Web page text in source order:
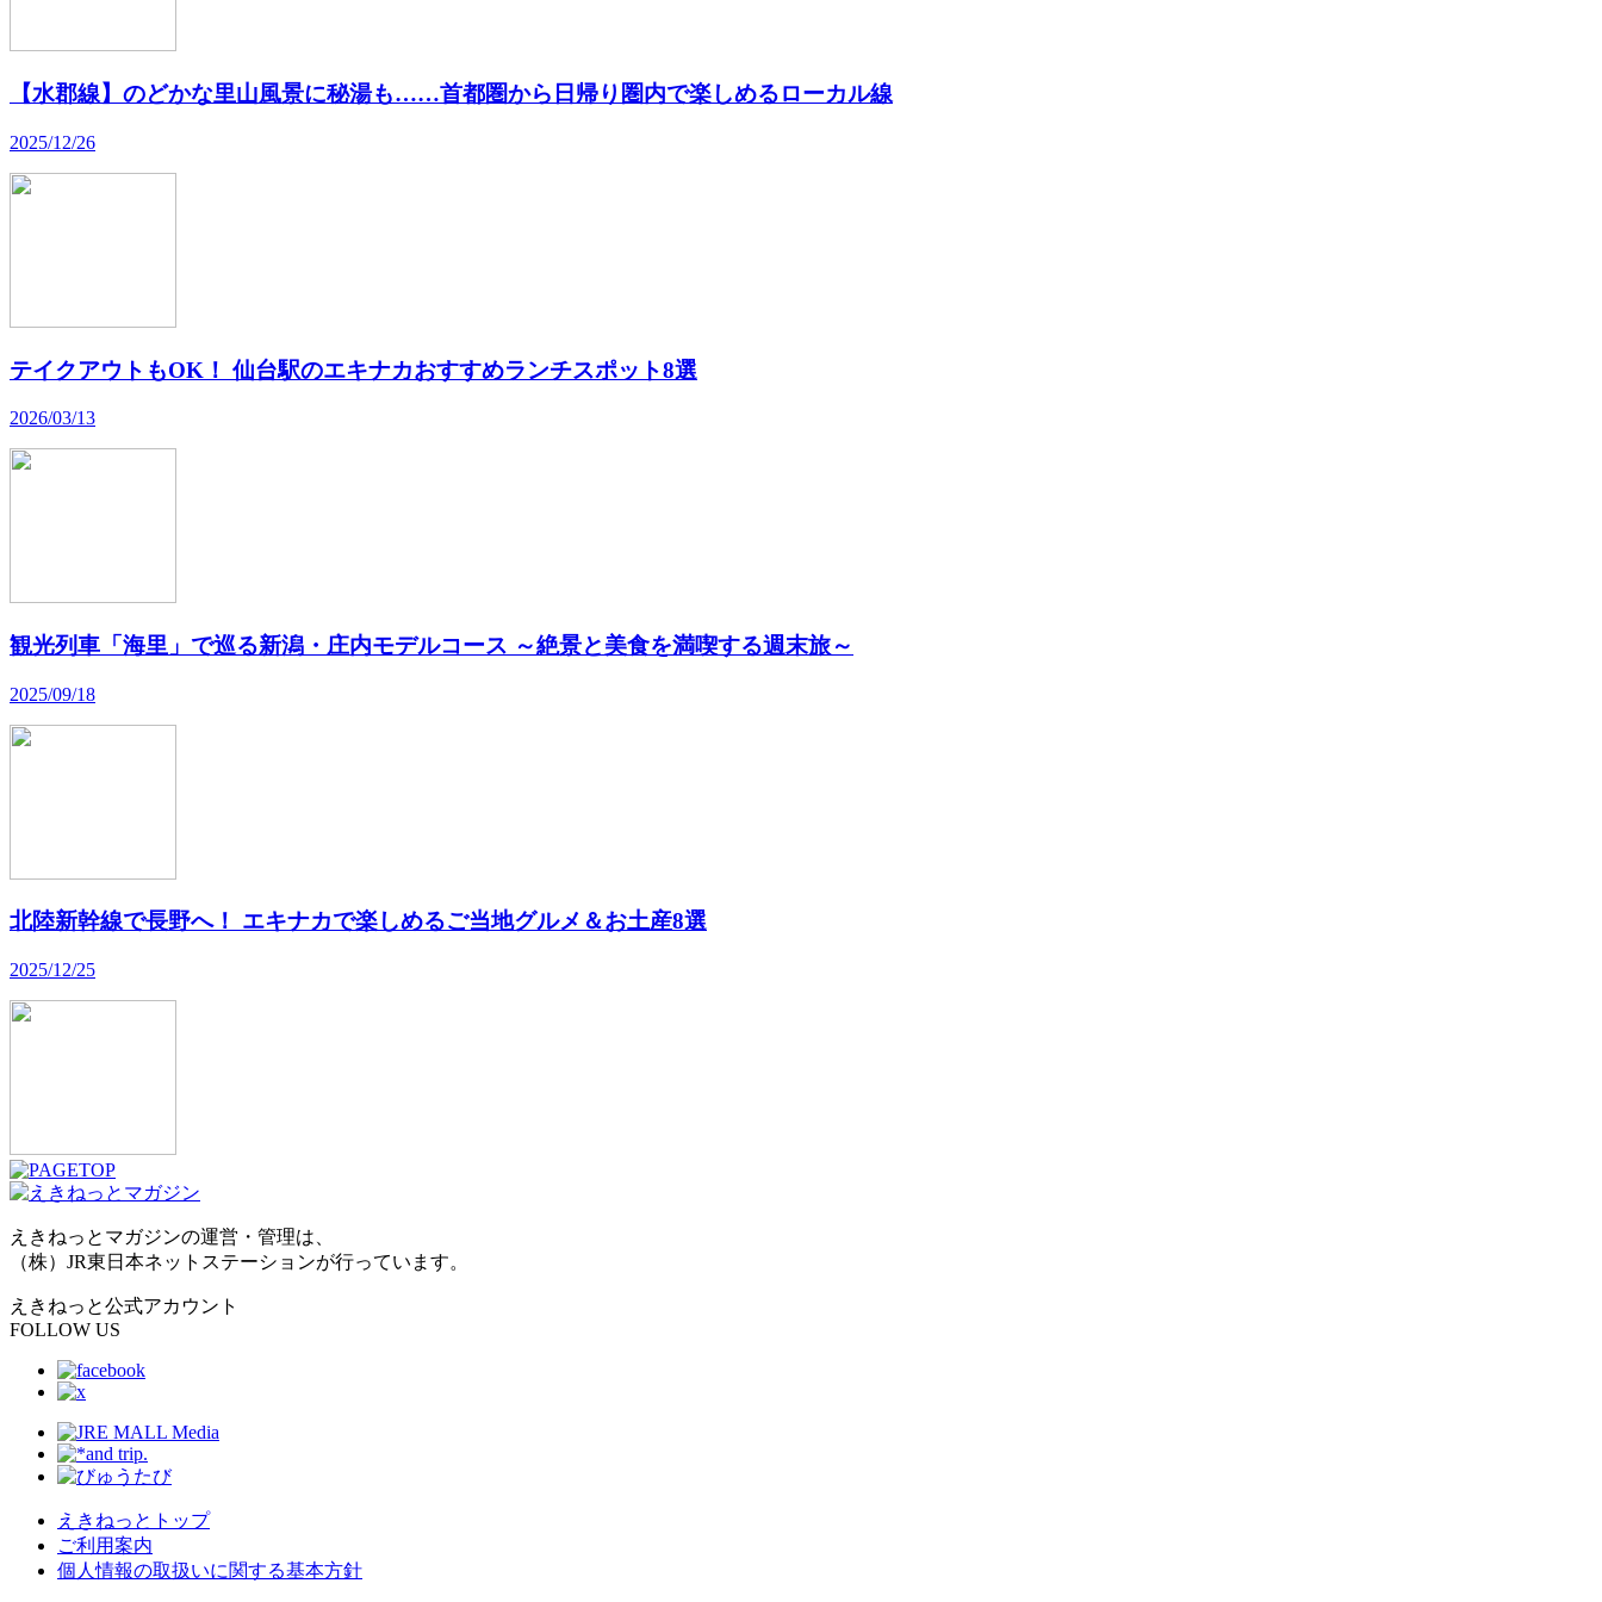
【水郡線】のどかな里山風景に秘湯も……首都圏から日帰り圏内で楽しめるローカル線
2025/12/26
テイクアウトもOK！ 仙台駅のエキナカおすすめランチスポット8選
2026/03/13
観光列車「海里」で巡る新潟・庄内モデルコース ～絶景と美食を満喫する週末旅～
2025/09/18
北陸新幹線で長野へ！ エキナカで楽しめるご当地グルメ＆お土産8選
2025/12/25
えきねっとマガジンの運営・管理は、
（株）JR東日本ネットステーションが行っています。
えきねっと公式アカウント
FOLLOW US
えきねっとトップ
ご利用案内
個人情報の取扱いに関する基本方針